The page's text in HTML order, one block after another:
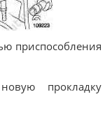
приспособления
прокладку